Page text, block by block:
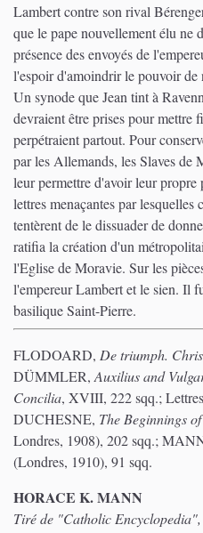
Lambert contre son rival
que le pape nouvellement élu ne
présence des envoyés de
l'espoir d'amoindrir le pouvoir de
Un synode que Jean tint à
devraient être prises pour mettre
perpétraient partout. Pour
par les Allemands, les Slaves de
leur permettre d'avoir leur propre
lettres menaçantes par lesquelles
tentèrent de le dissuader de
ratifia la création d'un
l'Eglise de Moravie. Sur les
l'empereur Lambert et le sien. Il
basilique Saint-Pierre.
FLODOARD, De triumph.
DÜMMLER, Auxilius and
Concilia, XVIII, 222 sqq.;
DUCHESNE, The Beginnings
Londres, 1908), 202 sqq.;
(Londres, 1910), 91 sqq.
HORACE K. MANN
Tiré de "Catholic